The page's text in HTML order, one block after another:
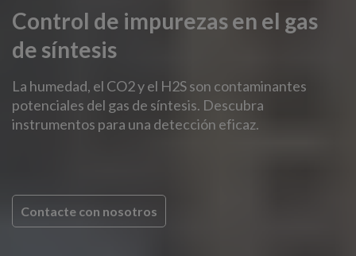
Control de impurezas en el gas
de síntesis
La humedad, el CO2 y el H2S son contaminantes
potenciales del gas de síntesis. Descubra
instrumentos para una detección eficaz.
Contacte con nosotros